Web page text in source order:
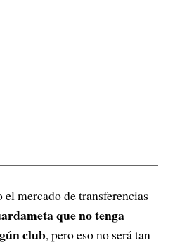
el mercado de transferencias
que no tenga
club, pero eso no será tan